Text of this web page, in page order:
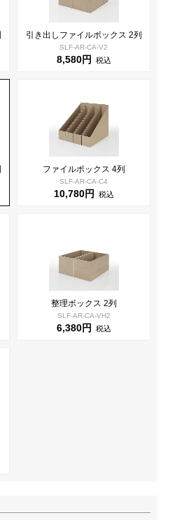
引き出しファイルボックス 2列
SLF-AR-CA-V2
8,580円 税込
ファイルボックス 4列
SLF-AR-CA-C4
10,780円 税込
整理ボックス 2列
SLF-AR-CA-VH2
6,380円 税込